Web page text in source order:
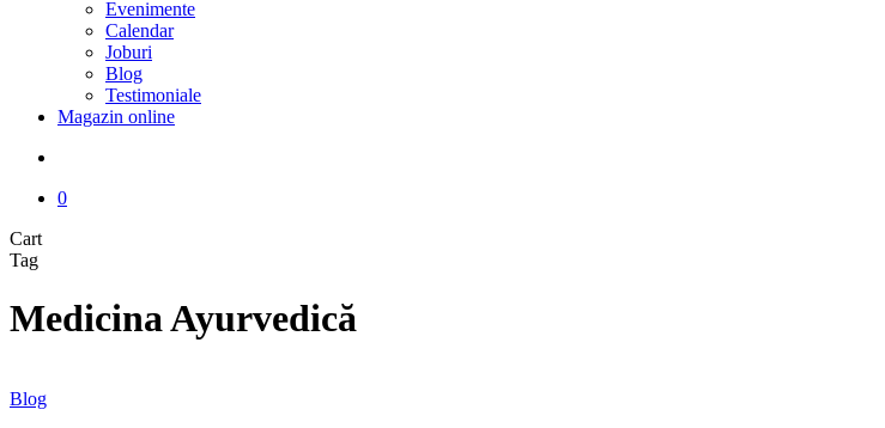
Evenimente
Calendar
Joburi
Blog
Testimoniale
Magazin online
0
CartClose
Tag
Medicina Ayurvedică
Punctele
Blog